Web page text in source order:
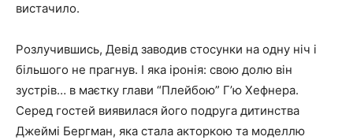
вистачило.
Розлучившись, Девід заводив стосунки на одну ніч і
більшого не прагнув. І яка іронія: свою долю він
зустрів… в маєтку глави “Плейбою” Г’ю Хефнера.
Серед гостей виявилася його подруга дитинства
Джеймі Бергман, яка стала акторкою та моделлю